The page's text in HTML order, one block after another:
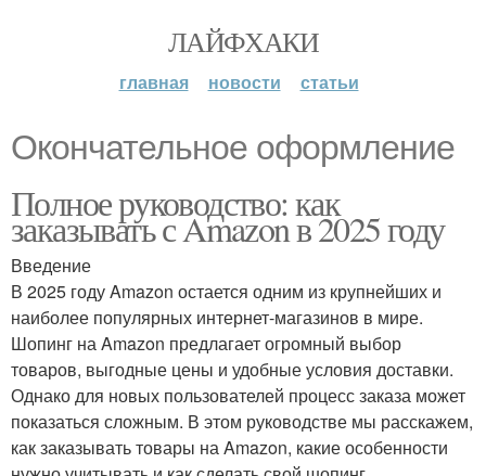
ЛАЙФХАКИ
главная новости статьи
Окончательное оформление
Полное руководство: как
заказывать с Amazon в 2025 году
Введение
В 2025 году Amazon остается одним из крупнейших и
наиболее популярных интернет-магазинов в мире.
Шопинг на Amazon предлагает огромный выбор
товаров, выгодные цены и удобные условия доставки.
Однако для новых пользователей процесс заказа может
показаться сложным. В этом руководстве мы расскажем,
как заказывать товары на Amazon, какие особенности